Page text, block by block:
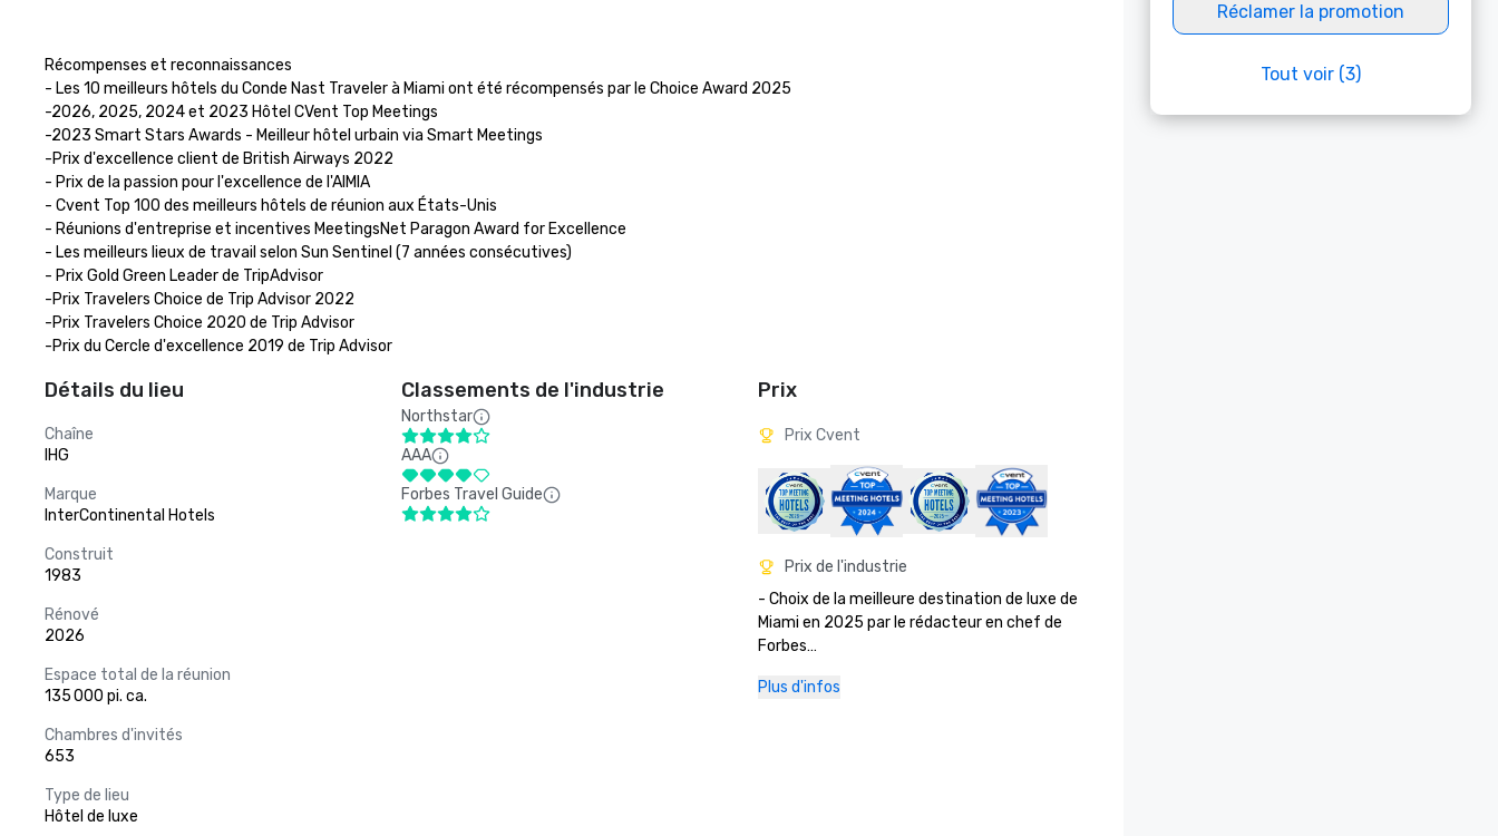
Récompenses et reconnaissances
- Les 10 meilleurs hôtels du Conde Nast Traveler à Miami ont été récompensés par le Choice Award 2025
-2026, 2025, 2024 et 2023 Hôtel CVent Top Meetings
-2023 Smart Stars Awards - Meilleur hôtel urbain via Smart Meetings
-Prix d'excellence client de British Airways 2022
- Prix de la passion pour l'excellence de l'AIMIA
- Cvent Top 100 des meilleurs hôtels de réunion aux États-Unis
- Réunions d'entreprise et incentives MeetingsNet Paragon Award for Excellence
- Les meilleurs lieux de travail selon Sun Sentinel (7 années consécutives)
- Prix Gold Green Leader de TripAdvisor
-Prix Travelers Choice de Trip Advisor 2022
-Prix Travelers Choice 2020 de Trip Advisor
-Prix du Cercle d'excellence 2019 de Trip Advisor
Détails du lieu
Chaîne
IHG
Marque
InterContinental Hotels
Construit
1983
Rénové
2026
Espace total de la réunion
135 000 pi. ca.
Chambres d'invités
653
Type de lieu
Hôtel de luxe
Classements de l'industrie
Northstar
AAA
Forbes Travel Guide
Prix
Prix Cvent
Prix de l'industrie
- Choix de la meilleure destination de luxe de
Miami en 2025 par le rédacteur en chef de
Forbes
- Les meilleurs hôtels du monde en 2023 :
Plus d'infos
Réclamer la promotion
Tout voir (3)